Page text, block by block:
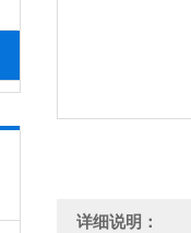
详细说明：